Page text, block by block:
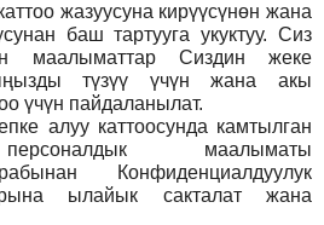
жазуусуна кирүүсүнөн жана
баш тартууга укуктуу. Сиз
маалыматтар Сиздин жеке
түзүү үчүн жана акы
үчүн пайдаланылат.
алуу каттоосунда камтылган
маалыматы
Конфиденциалдуулук
ылайык сакталат жана